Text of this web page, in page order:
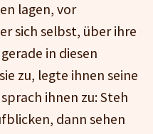
lagen, vor
sich selbst, über ihre
in diesen
zu, legte ihnen seine
ihnen zu: Steh
dann sehen